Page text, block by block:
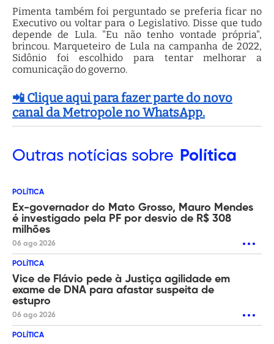
Pimenta também foi perguntado se preferia ficar no
Executivo ou voltar para o Legislativo. Disse que tudo
depende de Lula. "Eu não tenho vontade própria",
brincou. Marqueteiro de Lula na campanha de 2022,
Sidônio foi escolhido para tentar melhorar a
comunicação do governo.
📲 Clique aqui para fazer parte do novo
canal da Metropole no WhatsApp.
Outras notícias sobre Política
POLÍTICA
Ex-governador do Mato Grosso, Mauro Mendes
é investigado pela PF por desvio de R$ 308
milhões
06 ago 2026
POLÍTICA
Vice de Flávio pede à Justiça agilidade em
exame de DNA para afastar suspeita de
estupro
06 ago 2026
POLÍTICA